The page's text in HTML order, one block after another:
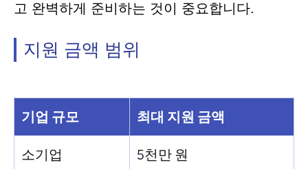
고 완벽하게 준비하는 것이 중요합니다.
지원 금액 범위
기업 규모 최대 지원 금액
소기업 5천만 원